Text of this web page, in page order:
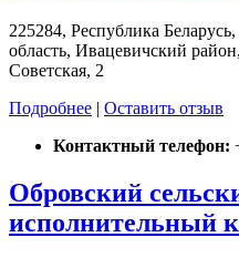
225284, Республика Беларусь,
область, Ивацевичский
Советская, 2
Подробнее | Оставить отзыв
Контактный телефон:
Обровский
исполнительный